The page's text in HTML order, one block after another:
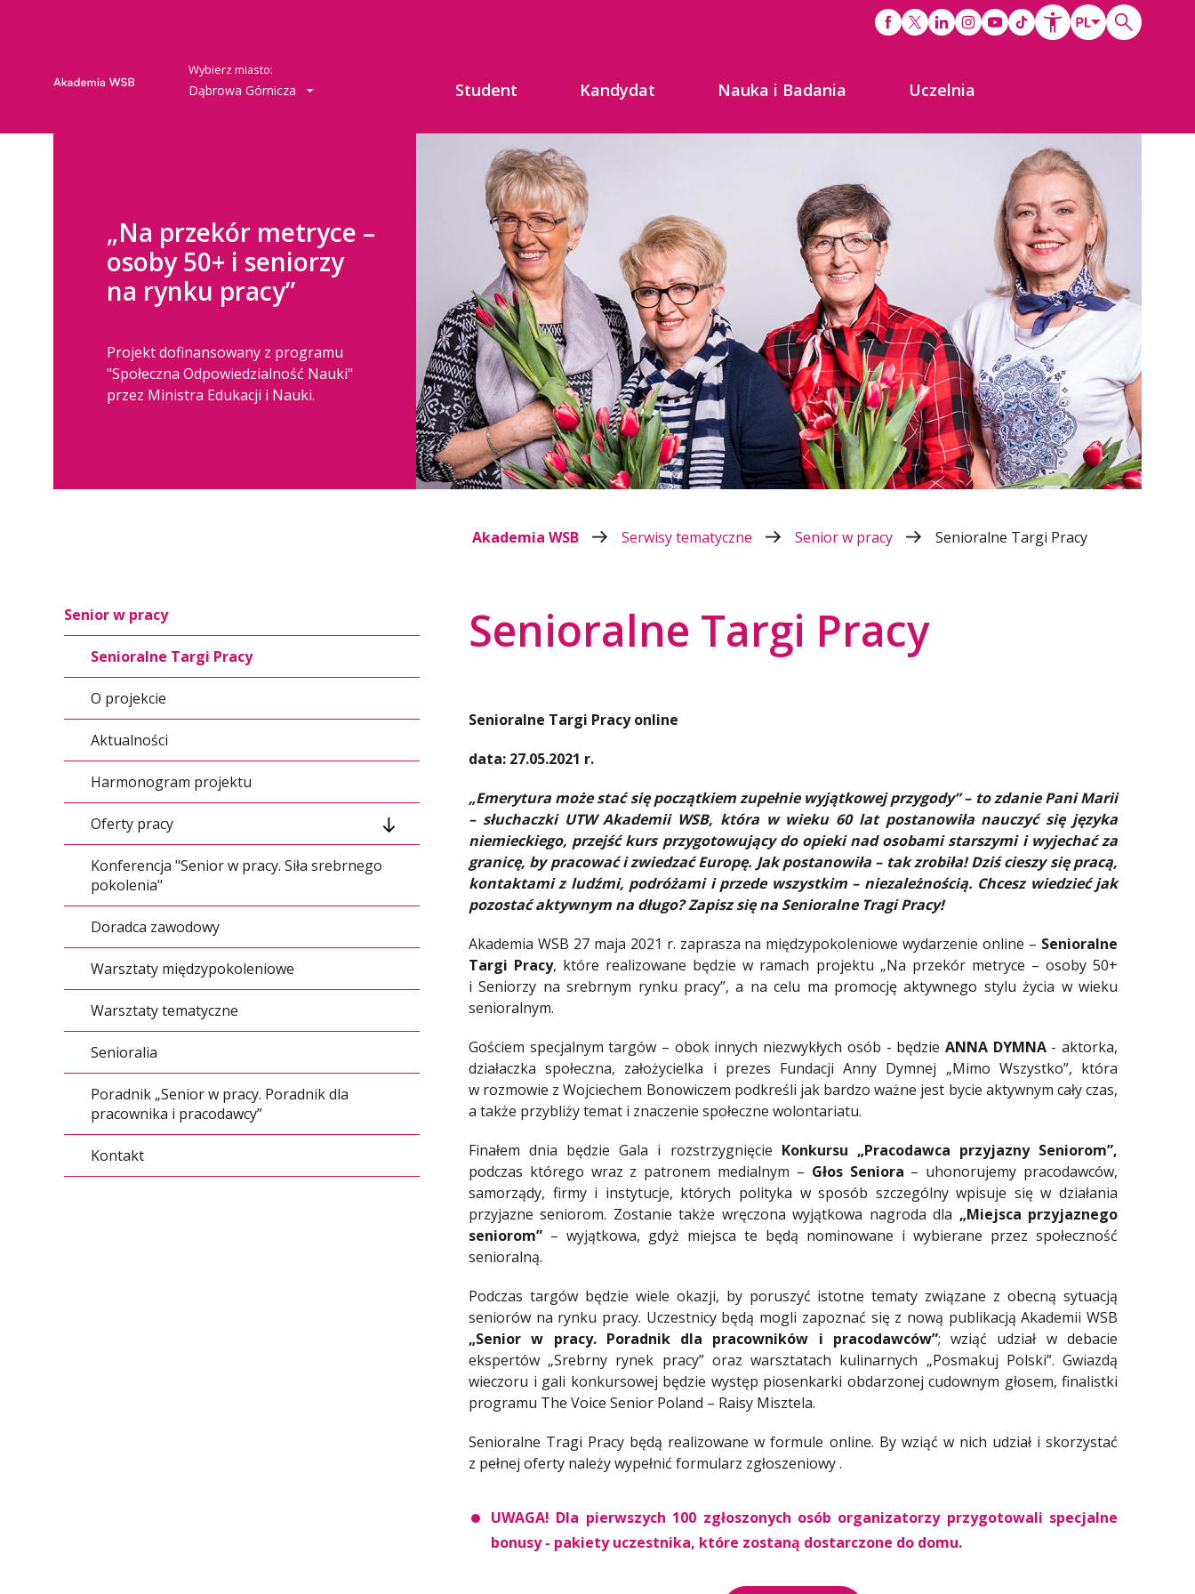
Wybierz miasto:
Dąbrowa Górnicza Student Kandydat Nauka i Badania Uczelnia
„Na przekór metryce –
osoby 50+ i seniorzy
na rynku pracy”
Projekt dofinansowany z programu
"Społeczna Odpowiedzialność Nauki"
przez Ministra Edukacji i Nauki.
Akademia WSB Serwisy tematyczne Senior w pracy Senioralne Targi Pracy
Senior w pracy
Senioralne Targi Pracy
O projekcie
Aktualności
Harmonogram projektu
Oferty pracy
Dodaj ofertę pracy
Konferencja "Senior w pracy. Siła srebrnego
pokolenia"
Doradca zawodowy
Warsztaty międzypokoleniowe
Warsztaty tematyczne
Senioralia
Poradnik „Senior w pracy. Poradnik dla
pracownika i pracodawcy”
Kontakt
Senioralne Targi Pracy
Senioralne Targi Pracy online
data: 27.05.2021 r.
„Emerytura może stać się początkiem zupełnie wyjątkowej przygody” – to zdanie Pani Marii
– słuchaczki UTW Akademii WSB, która w wieku 60 lat postanowiła nauczyć się języka
niemieckiego, przejść kurs przygotowujący do opieki nad osobami starszymi i wyjechać za
granicę, by pracować i zwiedzać Europę. Jak postanowiła – tak zrobiła! Dziś cieszy się pracą,
kontaktami z ludźmi, podróżami i przede wszystkim – niezależnością. Chcesz wiedzieć jak
pozostać aktywnym na długo? Zapisz się na Senioralne Tragi Pracy!
Akademia WSB 27 maja 2021 r. zaprasza na międzypokoleniowe wydarzenie online – Senioralne
Targi Pracy, które realizowane będzie w ramach projektu „Na przekór metryce – osoby 50+
i Seniorzy na srebrnym rynku pracy”, a na celu ma promocję aktywnego stylu życia w wieku
senioralnym.
Gościem specjalnym targów – obok innych niezwykłych osób - będzie ANNA DYMNA- aktorka,
działaczka społeczna, założycielka i prezes Fundacji Anny Dymnej „Mimo Wszystko”, która
w rozmowie z Wojciechem Bonowiczem podkreśli jak bardzo ważne jest bycie aktywnym cały czas,
a także przybliży temat i znaczenie społeczne wolontariatu.
Finałem dnia będzie Gala i rozstrzygnięcie Konkursu „Pracodawca przyjazny Seniorom”,
podczas którego wraz z patronem medialnym – Głos Seniora – uhonorujemy pracodawców,
samorządy, firmy i instytucje, których polityka w sposób szczególny wpisuje się w działania
przyjazne seniorom. Zostanie także wręczona wyjątkowa nagroda dla „Miejsca przyjaznego
seniorom” – wyjątkowa, gdyż miejsca te będą nominowane i wybierane przez społeczność
senioralną.
Podczas targów będzie wiele okazji, by poruszyć istotne tematy związane z obecną sytuacją
seniorów na rynku pracy. Uczestnicy będą mogli zapoznać się z nową publikacją Akademii WSB
„Senior w pracy. Poradnik dla pracowników i pracodawców”; wziąć udział w debacie
ekspertów „Srebrny rynek pracy” oraz warsztatach kulinarnych „Posmakuj Polski”. Gwiazdą
wieczoru i gali konkursowej będzie występ piosenkarki obdarzonej cudownym głosem, finalistki
programu The Voice Senior Poland – Raisy Misztela.
Senioralne Tragi Pracy będą realizowane w formule online. By wziąć w nich udział i skorzystać
z pełnej oferty należy wypełnić formularz zgłoszeniowy .
UWAGA! Dla pierwszych 100 zgłoszonych osób organizatorzy przygotowali specjalne
bonusy - pakiety uczestnika, które zostaną dostarczone do domu.